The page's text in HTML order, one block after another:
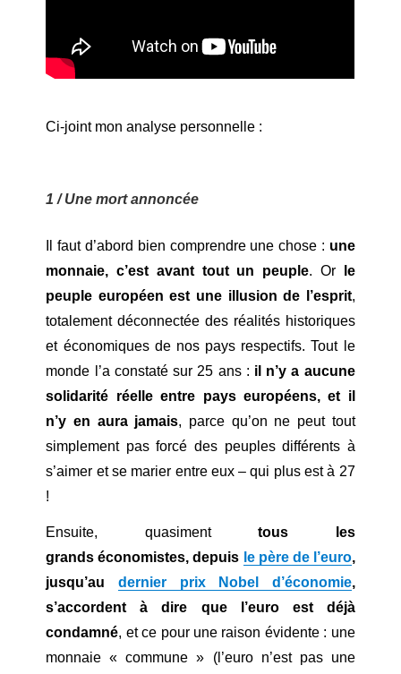
Ci-joint mon analyse personnelle :
1 / Une mort annoncée
Il faut d’abord bien comprendre une chose : une
monnaie, c’est avant tout un peuple. Or
le
peuple européen est une illusion de l’esprit,
totalement déconnectée des réalités historiques
et économiques de nos pays respectifs. Tout le
monde l’a constaté sur 25 ans : il n’y a aucune
solidarité réelle entre pays européens, et il
n’y en aura jamais, parce qu’on ne peut tout
simplement pas forcé des peuples différents à
s’aimer et se marier entre eux – qui plus est à 27
!
Ensuite, quasimenttous les
grands économistes, depuis le père de l’euro,
jusqu’au dernier prix Nobel d’économie,
s’accordent à dire que l’euro est déjà
condamné, et ce pour une raison évidente : une
monnaie « commune » (l’euro n’est pas une